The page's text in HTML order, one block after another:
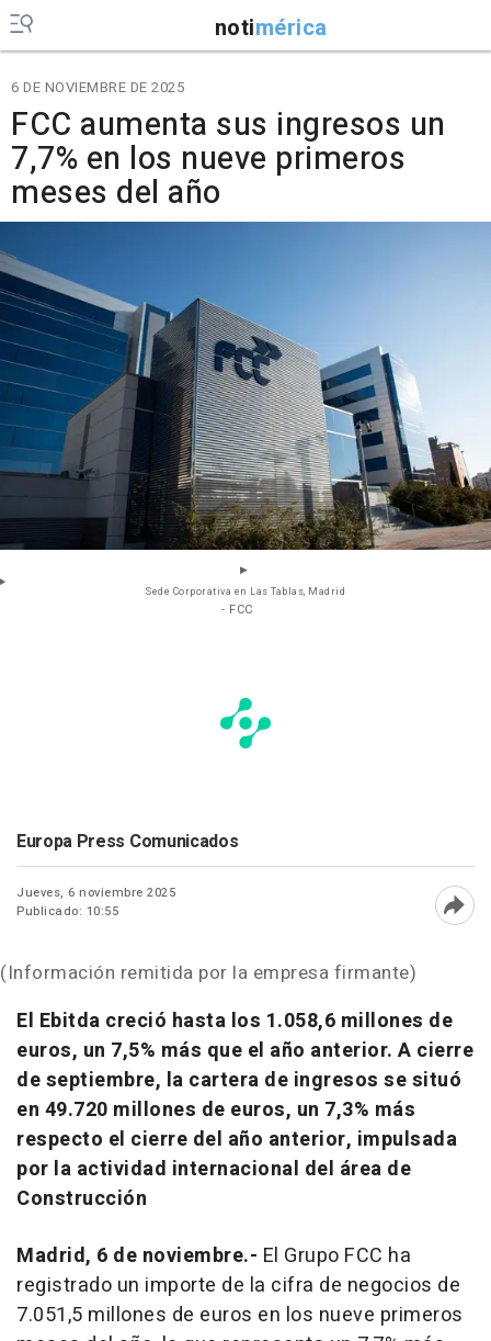
notimérica
6 DE NOVIEMBRE DE 2025
FCC aumenta sus ingresos un
7,7% en los nueve primeros
meses del año
Sede Corporativa en Las Tablas, Madrid
- FCC
Europa Press Comunicados
Jueves, 6 noviembre 2025
Publicado: 10:55
(Información remitida por la empresa firmante)
El Ebitda creció hasta los 1.058,6 millones de
euros, un 7,5% más que el año anterior. A cierre
de septiembre, la cartera de ingresos se situó
en 49.720 millones de euros, un 7,3% más
respecto el cierre del año anterior, impulsada
por la actividad internacional del área de
Construcción
Madrid, 6 de noviembre.- El Grupo FCC ha
registrado un importe de la cifra de negocios de
7.051,5 millones de euros en los nueve primeros